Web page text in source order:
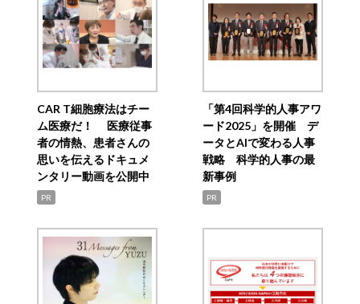
CAR T細胞療法はチー
ム医療だ！ 医療従事
者の情熱、患者さんの
思いを伝えるドキュメ
ンタリー動画を公開中
PR
「第4回科学的人事アワ
ード2025」を開催 デ
ータとAIで変わる人事
戦略 科学的人事の最
新事例
PR